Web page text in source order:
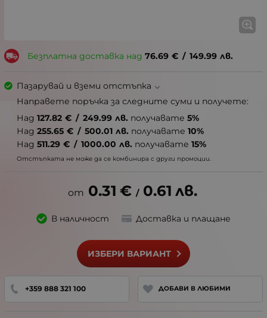
Безплатна доставка над 76.69 € / 149.99 лв.
Пазарувай и вземи отстъпка
Направете поръчка за следните суми и получете:
Над 127.82 € / 249.99 лв. получавате 5%
Над 255.65 € / 500.01 лв. получавате 10%
Над 511.29 € / 1000.00 лв. получавате 15%
Отстъпката не може да се комбинира с други промоции.
0.31 € / 0.61 лв.
В наличност Доставка и плащане
ИЗБЕРИ ВАРИАНТ
+359 888 321 100 ДОБАВИ В ЛЮБИМИ